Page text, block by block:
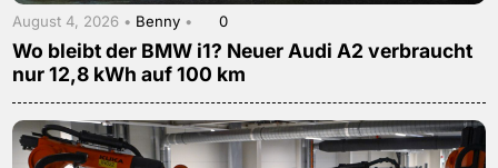
August 4, 2026 • Benny • 0
Wo bleibt der BMW i1? Neuer Audi A2 verbraucht
nur 12,8 kWh auf 100 km